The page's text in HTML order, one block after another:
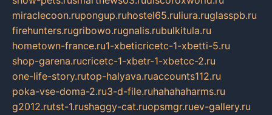
miraclecoon.rupongup.ruhostel65.ruliura.ruglasspb.ru
firehunters.rugribowo.rugnalis.rubulkitula.ru
hometown-france.ru1-xbeticricetc-1-xbetti-5.ru
shop-garena.rucricetc-1-xbetr-1-xbetcc-2.ru
one-life-story.rutop-halyava.ruaccounts112.ru
poka-vse-doma-2.ru3-d-file.ruhahahaharms.ru
g2012.rutst-1.rushaggy-cat.ruopsmgr.ruev-gallery.ru